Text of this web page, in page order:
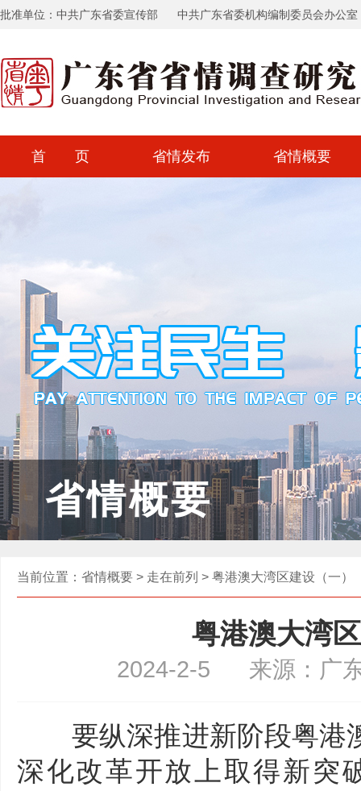
批准单位：中共广东省委宣传部 中共广东省委机构编制委员会办公室
首 页 省情发布 省情概要
省情概要
当前位置： 省情概要 > 走在前列 > 粤港澳大湾区建设（一）
粤港澳大湾
2024-2-5 来源：广
要纵深推进新阶段粤港
深化改革开放上取得新突